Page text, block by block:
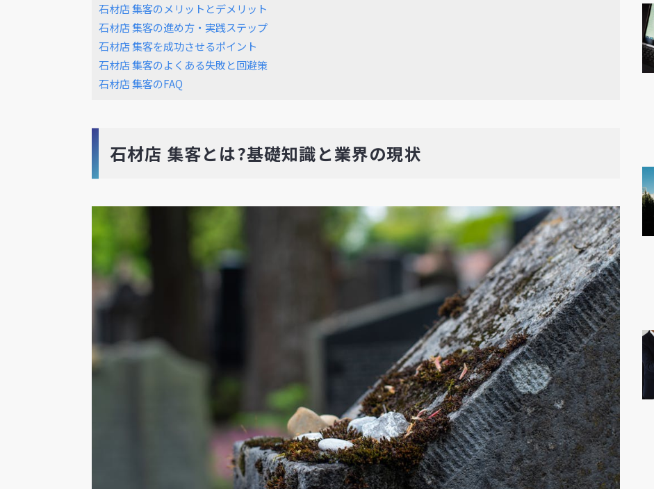
石材店 集客のメリットとデメリット
石材店 集客の進め方・実践ステップ
石材店 集客を成功させるポイント
石材店 集客のよくある失敗と回避策
石材店 集客のFAQ
石材店 集客とは?基礎知識と業界の現状